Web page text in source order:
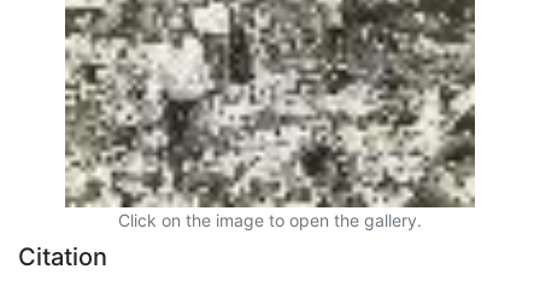
Click on the image to open the gallery.
Citation